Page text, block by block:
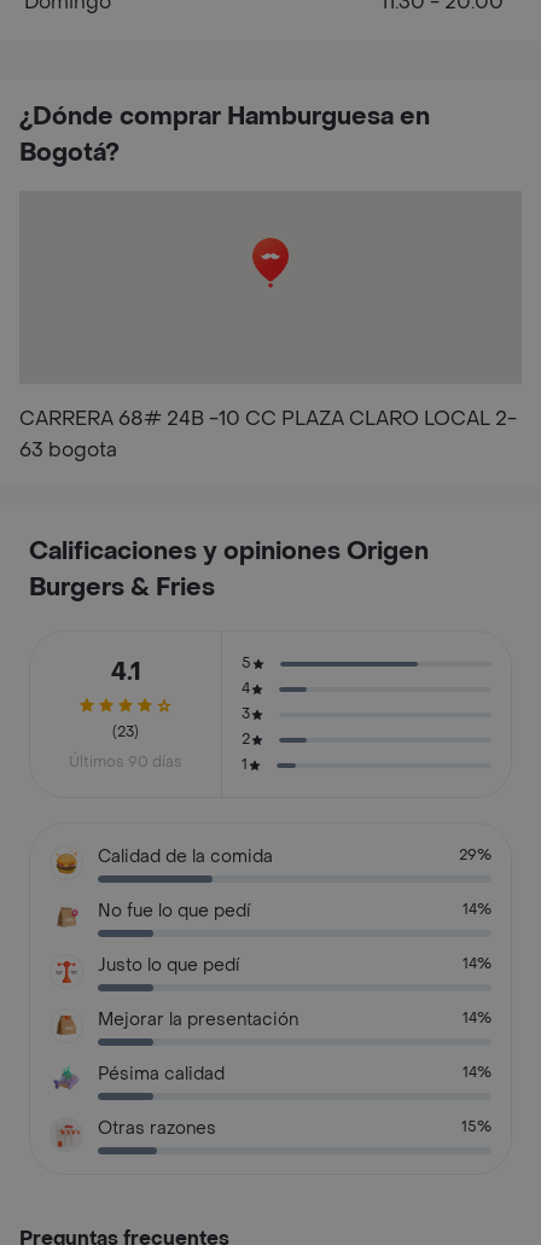
¿Dónde comprar Hamburguesa en
Bogotá?
CARRERA 68# 24B -10 CC PLAZA CLARO LOCAL 2-
63 bogota
Calificaciones y opiniones Origen
Burgers & Fries
4.1
(23)
Últimos 90 días
5
4
3
2
1
Calidad de la comida 29%
No fue lo que pedí 14%
Justo lo que pedí 14%
Mejorar la presentación 14%
Pésima calidad 14%
Otras razones 15%
Preguntas frecuentes